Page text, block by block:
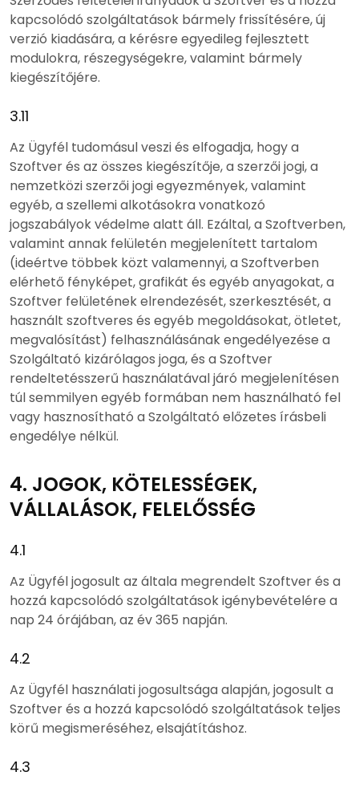
kapcsolódó szolgáltatások bármely frissítésére, új
verzió kiadására, a kérésre egyedileg fejlesztett
modulokra, részegységekre, valamint bármely
kiegészítőjére.
3.11
Az Ügyfél tudomásul veszi és elfogadja, hogy a
Szoftver és az összes kiegészítője, a szerzői jogi, a
nemzetközi szerzői jogi egyezmények, valamint
egyéb, a szellemi alkotásokra vonatkozó
jogszabályok védelme alatt áll. Ezáltal, a Szoftverben,
valamint annak felületén megjelenített tartalom
(ideértve többek közt valamennyi, a Szoftverben
elérhető fényképet, grafikát és egyéb anyagokat, a
Szoftver felületének elrendezését, szerkesztését, a
használt szoftveres és egyéb megoldásokat, ötletet,
megvalósítást) felhasználásának engedélyezése a
Szolgáltató kizárólagos joga, és a Szoftver
rendeltetésszerű használatával járó megjelenítésen
túl semmilyen egyéb formában nem használható fel
vagy hasznosítható a Szolgáltató előzetes írásbeli
engedélye nélkül.
4. JOGOK, KÖTELESSÉGEK,
VÁLLALÁSOK, FELELŐSSÉG
4.1
Az Ügyfél jogosult az általa megrendelt Szoftver és a
hozzá kapcsolódó szolgáltatások igénybevételére a
nap 24 órájában, az év 365 napján.
4.2
Az Ügyfél használati jogosultsága alapján, jogosult a
Szoftver és a hozzá kapcsolódó szolgáltatások teljes
körű megismeréséhez, elsajátításhoz.
4.3